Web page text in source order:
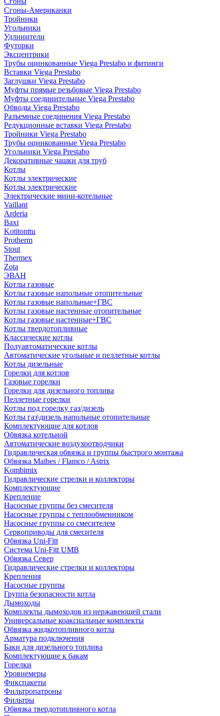
Сгоны-Американки
Тройники
Угольники
Удлинители
Футорки
Эксцентрики
Трубы оцинкованные Viega Prestabo и фитинги
Вставки Viega Prestabo
Заглушки Viega Prestabo
Муфты прямые резьбовые Viega Prestabo
Муфты соединительные Viega Prestabo
Обводы Viega Prestabo
Разъемные соединения Viega Prestabo
Редукционные вставки Viega Prestabo
Тройники Viega Prestabo
Трубы оцинкованные Viega Prestabo
Угольники Viega Prestabo
Декоративные чашки для труб
Котлы
Котлы электрические
Котлы электрические
Электрические мини-котельные
Vaillant
Arderia
Baxi
Kotitonttu
Protherm
Stout
Thermex
Zota
ЭВАН
Котлы газовые
Котлы газовые напольные отопительные
Котлы газовые напольные+ГВС
Котлы газовые настенные отопительные
Котлы газовые настенные+ГВС
Котлы твердотопливные
Классические котлы
Полуавтоматические котлы
Автоматические угольные и пеллетные котлы
Котлы дизельные
Горелки для котлов
Газовые горелки
Горелки для дизельного топлива
Пеллетные горелки
Котлы под горелку газ/дизель
Котлы газ\дизель напольные отопительные
Комплектующие для котлов
Обвязка котельной
Автоматические воздухоотводчики
Гидравлическая обвязка и группы быстрого монтажа
Обвязка Maibes / Flamco / Astrix
Kombimix
Гидравлические стрелки и коллекторы
Комплектующие
Крепление
Насосные группы без смесителя
Насосные группы с теплообменником
Насосные группы со смесителем
Сервоприводы для смесителя
Обвязка Uni-Fitt
Система Uni-Fitt UMB
Обвязка Север
Гидравлические стрелки и коллекторы
Крепления
Насосные группы
Группа безопасности котла
Дымоходы
Комплекты дымоходов из нержавеющей стали
Универсальные коаксиальные комплекты
Обвязка жидкотопливного котла
Арматура подключения
Баки для дизельного топлива
Комплектующие к бакам
Горелки
Уровнемеры
Фикспакеты
Фильтропатроны
Фильтры
Обвязка твердотопливного котла